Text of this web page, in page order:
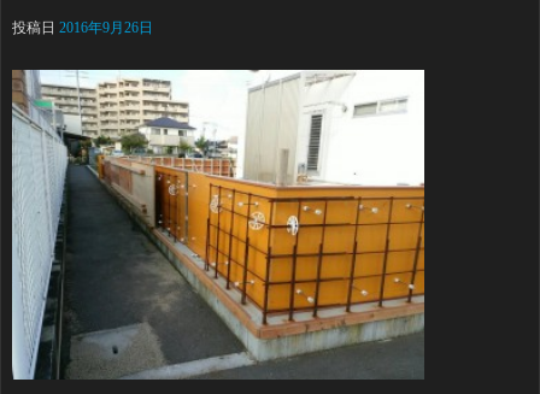
投稿日 2016年9月26日